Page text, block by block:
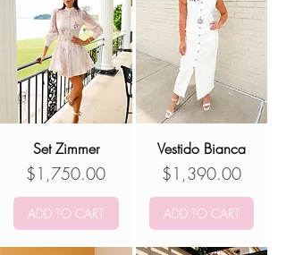
Set Zimmer
Precio
$1,750.00
ADD TO CART
Vestido Bianca
Precio
$1,390.00
ADD TO CART